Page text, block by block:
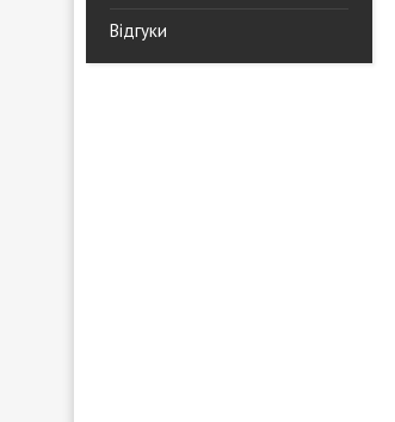
Відгуки